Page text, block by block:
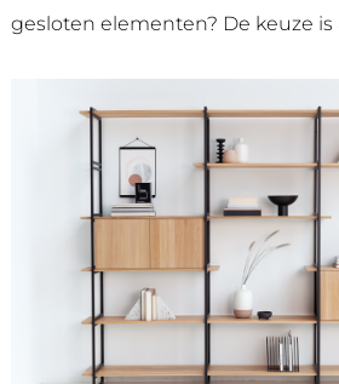
gesloten elementen? De keuze is